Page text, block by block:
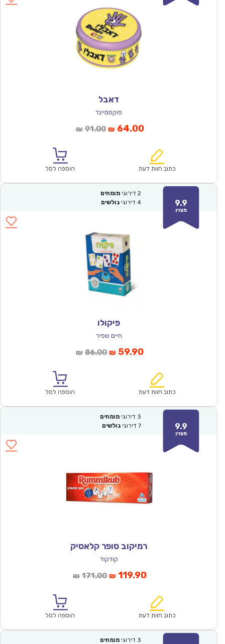
דאבל
פוקסמיינד
₪ 91.00המחיר
₪91.00.
₪ 64.00המחיר
הוא:
כתוב חוות דעת הוספה לסל
9.9
מצוין
2 דירוגי מומחים
4 דירוגי גולשים
פיקולו
חיים שפיר
₪ 86.00המחיר
₪86.00.
₪ 59.90המחיר
הוא:
כתוב חוות דעת הוספה לסל
9.9
מצוין
3 דירוגי מומחים
7 דירוגי גולשים
רמיקוב סופר קלאסיק
קודקוד
₪ 171.00המחיר
₪171.00.
₪ 119.90המחיר
הוא:
כתוב חוות דעת הוספה לסל
3 דירוגי מומחים